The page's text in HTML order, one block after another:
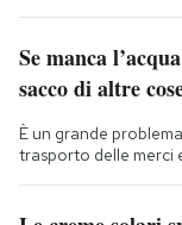
Se manca
sacco di altre
È un grande
trasporto delle merci